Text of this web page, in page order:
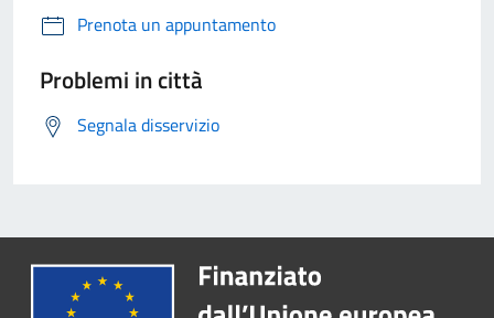
Prenota un appuntamento
Problemi in città
Segnala disservizio